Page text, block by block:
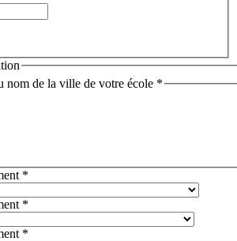
nom de la ville de votre école *
*
*
*